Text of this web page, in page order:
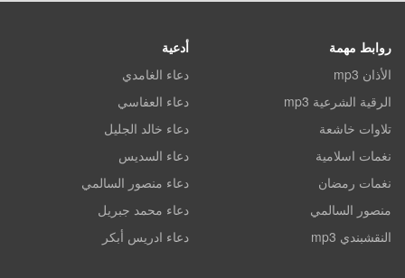
روابط مهمة
الأذان mp3
الرقية الشرعية mp3
تلاوات خاشعة
نغمات اسلامية
نغمات رمضان
منصور السالمي
النقشبندي mp3
أدعية
دعاء الغامدي
دعاء العفاسي
دعاء خالد الجليل
دعاء السديس
دعاء منصور السالمي
دعاء محمد جبريل
دعاء ادريس أبكر